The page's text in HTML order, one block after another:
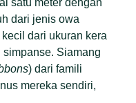
dari jenis owa
dari ukuran kera
Siamang
) dari famili
mereka sendiri,